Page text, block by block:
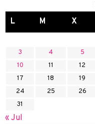
L M X
3
4 5
10
11 12
17
18 19
24
25 26
31
« Jul